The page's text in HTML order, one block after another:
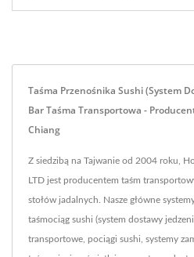
Taśma Przenośnika Sushi (System
Bar Taśma Transportowa -
Chiang
Z siedzibą na Tajwanie od 2004 roku,
LTD jest producentem taśm
stołów jadalnych. Nasze główne
taśmociąg sushi (system dostawy
transportowe, pociągi sushi, systemy